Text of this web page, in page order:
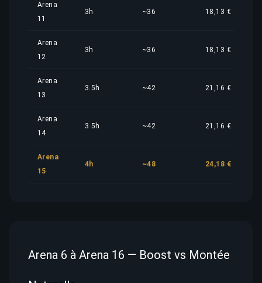
Arena
11
3h ~36 18,13 €
Arena
12
3h ~36 18,13 €
Arena
13
3.5h ~42 21,16 €
Arena
14
3.5h ~42 21,16 €
Arena
15
4h ~48 24,18 €
Arena 6 à Arena 16 — Boost vs Montée